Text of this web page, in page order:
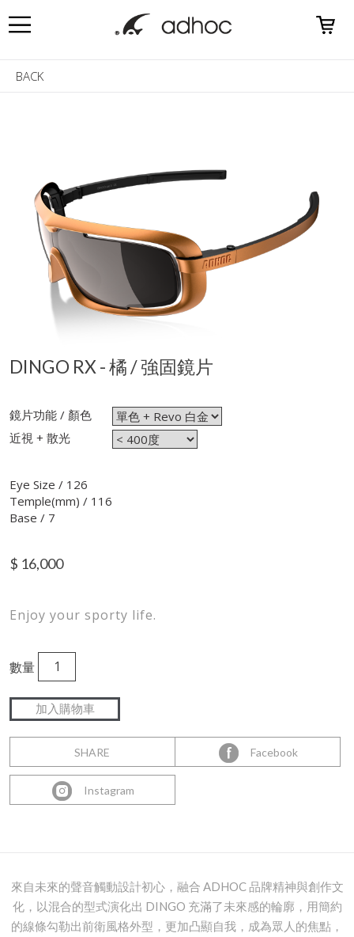
BACK
DINGO RX - 橘 / 強固鏡片
鏡片功能 / 顏色
近視 + 散光
Eye Size / 126
Temple(mm) / 116
Base / 7
$ 16,000
Enjoy your sporty life.
數量
SHARE Facebook
Instagram
來自未來的聲音觸動設計初心，融合 ADHOC 品牌精神與創作文
化，以混合的型式演化出 DINGO 充滿了未來感的輪廓，用簡約
的線條勾勒出前衛風格外型，更加凸顯自我，成為眾人的焦點，